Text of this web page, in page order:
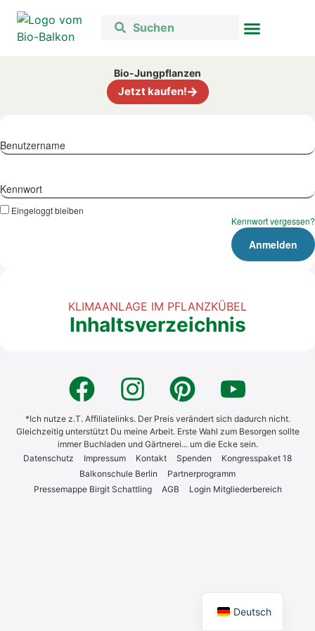
Bio-Jungpflanzen
Jetzt kaufen!
KLIMAANLAGE IM PFLANZKÜBEL
Inhaltsverzeichnis
Benutzername
Kennwort
Eingeloggt bleiben
Kennwort vergessen?
*Ich nutze z.T. Affiliatelinks. Der Preis verändert sich dadurch nicht.
Gleichzeitig unterstützt Du meine Arbeit. Erste Wahl zum Besorgen sollte
immer Buchladen und Gärtnerei... um die Ecke sein.
Daten­schutz
Impres­sum Kon­takt Spen­den
Kon­gress­pa­ket 18
Bal­kon­schu­le Ber­lin
Part­ner­pro­gramm
Pres­se­map­pe Bir­git Schatt­ling
AGB Log­in Mit­glie­der­be­reich
Deutsch